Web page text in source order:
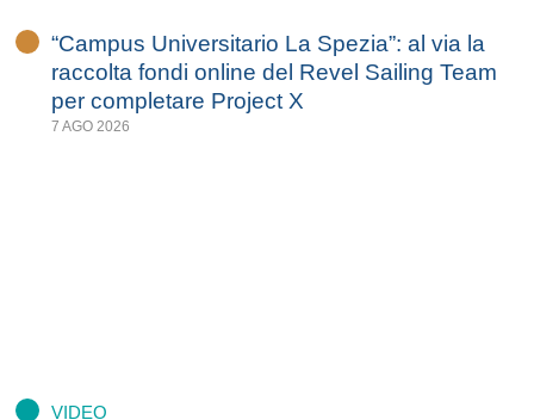
“Campus Universitario La Spezia”: al via la
raccolta fondi online del Revel Sailing Team
per completare Project X
7 AGO 2026
VIDEO